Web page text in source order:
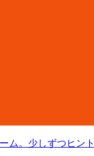
ム。少しずつヒン